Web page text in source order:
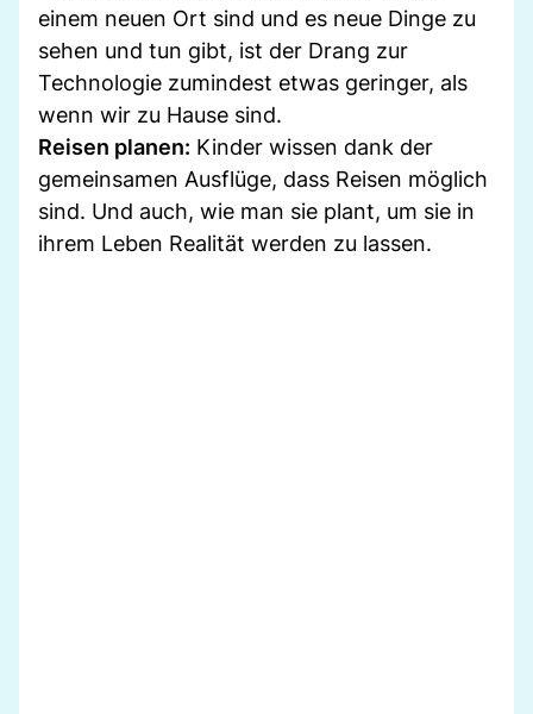
einem neuen Ort sind und es neue Dinge zu
sehen und tun gibt, ist der Drang zur
Technologie zumindest etwas geringer, als
wenn wir zu Hause sind.
Reisen planen: Kinder wissen dank der
gemeinsamen Ausflüge, dass Reisen möglich
sind. Und auch, wie man sie plant, um sie in
ihrem Leben Realität werden zu lassen.